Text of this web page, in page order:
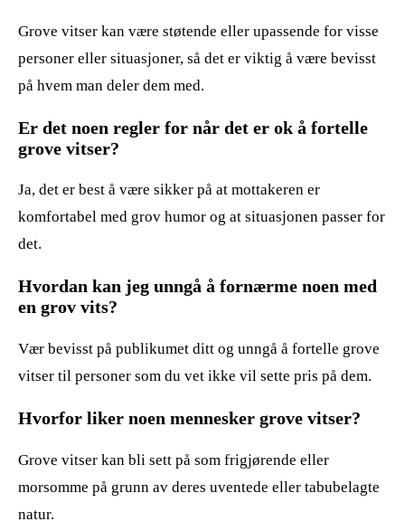
Grove vitser kan være støtende eller upassende for visse
personer eller situasjoner, så det er viktig å være bevisst
på hvem man deler dem med.
Er det noen regler for når det er ok å fortelle
grove vitser?
Ja, det er best å være sikker på at mottakeren er
komfortabel med grov humor og at situasjonen passer for
det.
Hvordan kan jeg unngå å fornærme noen med
en grov vits?
Vær bevisst på publikumet ditt og unngå å fortelle grove
vitser til personer som du vet ikke vil sette pris på dem.
Hvorfor liker noen mennesker grove vitser?
Grove vitser kan bli sett på som frigjørende eller
morsomme på grunn av deres uventede eller tabubelagte
natur.